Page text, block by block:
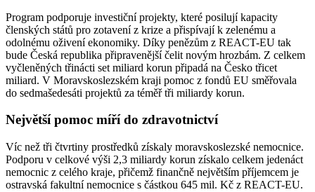
Program podporuje investiční projekty, které posilují kapacity
členských států pro zotavení z krize a přispívají k zelenému a
odolnému oživení ekonomiky. Díky penězům z REACT-EU tak
bude Česká republika připravenější čelit novým hrozbám. Z celkem
vyčleněných třinácti set miliard korun připadá na Česko třicet
miliard. V Moravskoslezském kraji pomoc z fondů EU směřovala
do sedmašedesáti projektů za téměř tři miliardy korun.
Největší pomoc míří do zdravotnictví
Víc než tři čtvrtiny prostředků získaly moravskoslezské nemocnice.
Podporu v celkové výši 2,3 miliardy korun získalo celkem jedenáct
nemocnic z celého kraje, přičemž finančně největším příjemcem je
ostravská fakultní nemocnice s částkou 645 mil. Kč z REACT-EU.